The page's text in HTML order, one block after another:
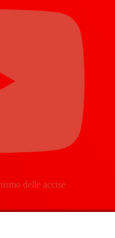
delle accise